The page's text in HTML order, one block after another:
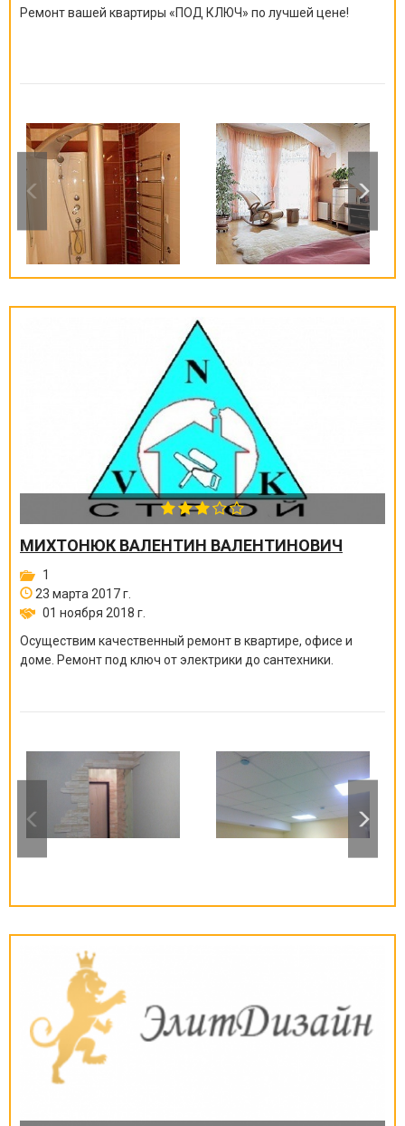
Ремонт вашей квартиры «ПОД КЛЮЧ» по лучшей цене!
МИХТОНЮК ВАЛЕНТИН ВАЛЕНТИНОВИЧ
1
23 марта 2017 г.
01 ноября 2018 г.
Осуществим качественный ремонт в квартире, офисе и
доме. Ремонт под ключ от электрики до сантехники.